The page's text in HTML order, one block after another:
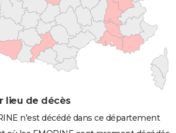
lieu de décès
n'est décédé dans ce département